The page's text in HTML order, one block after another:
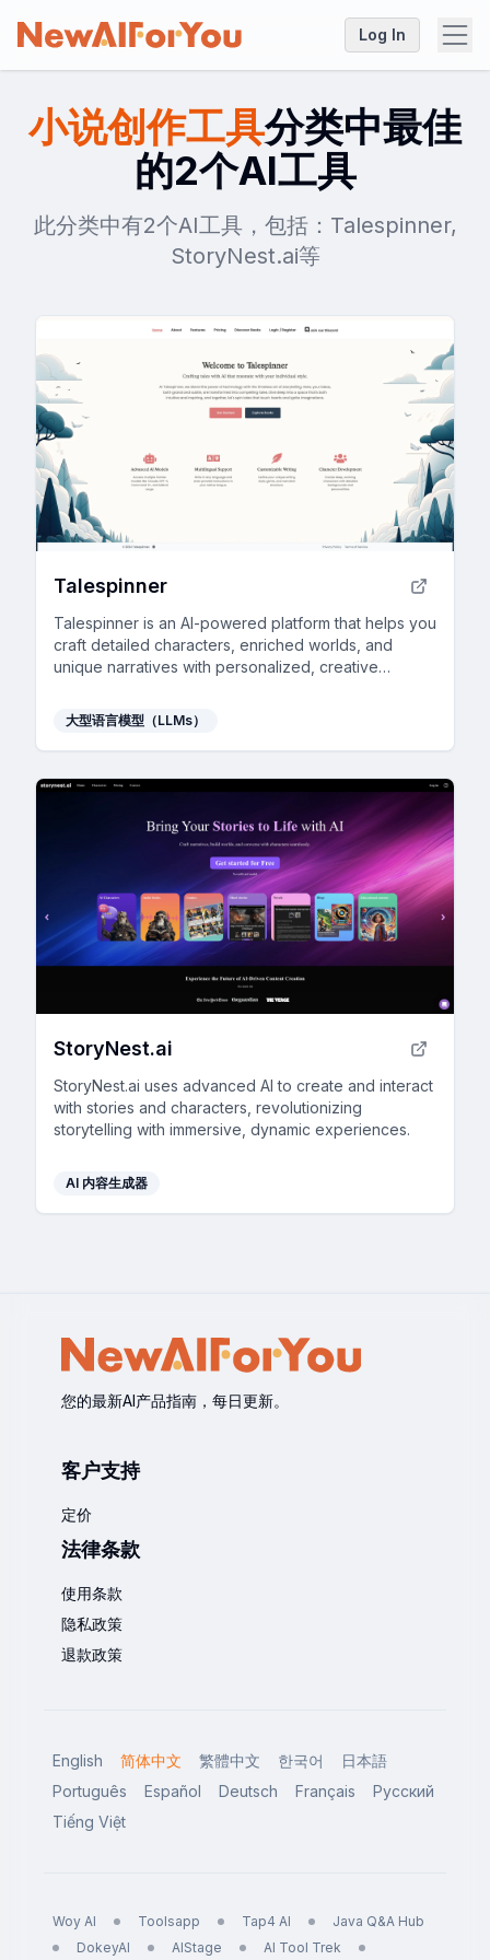
Log In
小说创作工具分类中最佳
的2个AI工具
此分类中有2个AI工具，包括：Talespinner,
StoryNest.ai等
Talespinner
Talespinner is an AI-powered platform that helps you
craft detailed characters, enriched worlds, and
unique narratives with personalized, creative
大型语言模型（LLMs）
StoryNest.ai
StoryNest.ai uses advanced AI to create and interact
with stories and characters, revolutionizing
storytelling with immersive, dynamic experiences.
AI 内容生成器
您的最新AI产品指南，每日更新。
客户支持
定价
法律条款
使用条款
隐私政策
退款政策
English 简体中文 繁體中文 한국어
日本語
Português
Español Deutsch Français
Русский
Tiếng Việt
Woy AI Toolsapp Tap4 AI
Java Q&A Hub
DokeyAI
AIStage AI Tool Trek